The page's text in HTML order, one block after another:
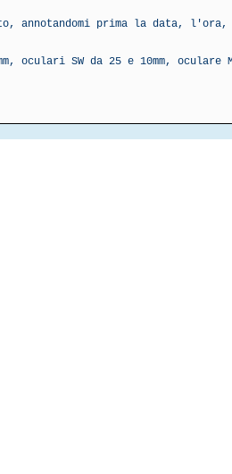
annotandomi prima la data,
oculari SW da 25 e 10mm,